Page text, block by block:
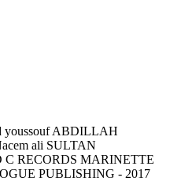
youssouf ABDILLAH
ali SULTAN
RECORDS MARINETTE
PUBLISHING - 2017